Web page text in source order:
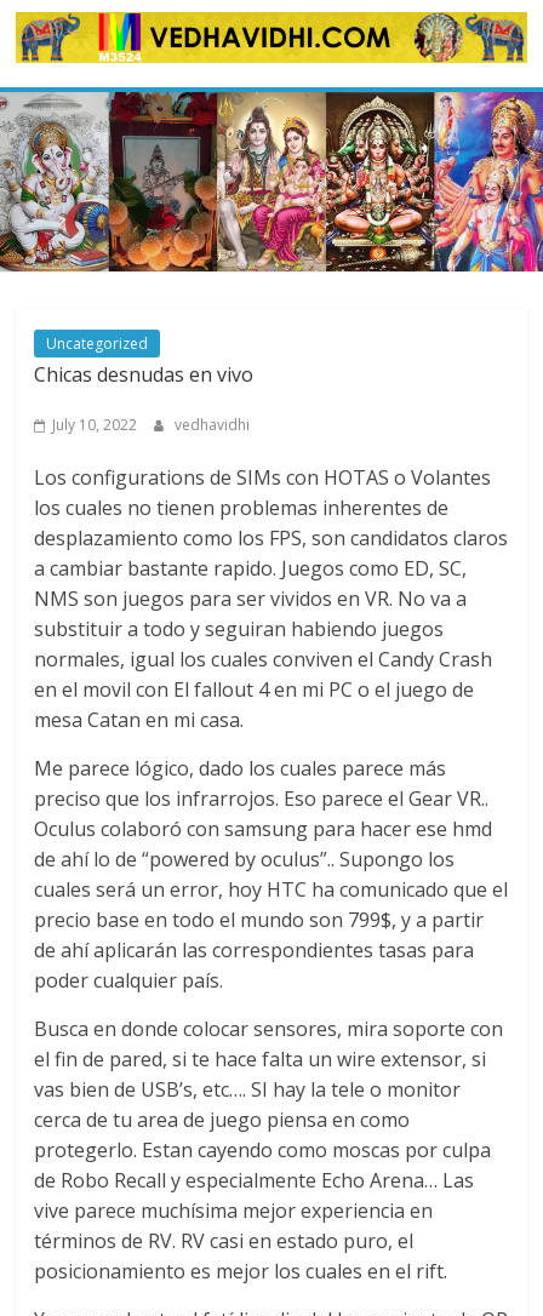
Skip
to
Uncategorized
Chicas desnudas en vivo
July 10, 2022 vedhavidhi
Los configurations de SIMs con HOTAS o Volantes
los cuales no tienen problemas inherentes de
desplazamiento como los FPS, son candidatos claros
a cambiar bastante rapido. Juegos como ED, SC,
NMS son juegos para ser vividos en VR. No va a
substituir a todo y seguiran habiendo juegos
normales, igual los cuales conviven el Candy Crash
en el movil con El fallout 4 en mi PC o el juego de
mesa Catan en mi casa.
Me parece lógico, dado los cuales parece más
preciso que los infrarrojos. Eso parece el Gear VR..
Oculus colaboró con samsung para hacer ese hmd
de ahí lo de “powered by oculus”.. Supongo los
cuales será un error, hoy HTC ha comunicado que el
precio base en todo el mundo son 799$, y a partir
de ahí aplicarán las correspondientes tasas para
poder cualquier país.
Busca en donde colocar sensores, mira soporte con
el fin de pared, si te hace falta un wire extensor, si
vas bien de USB’s, etc…. SI hay la tele o monitor
cerca de tu area de juego piensa en como
protegerlo. Estan cayendo como moscas por culpa
de Robo Recall y especialmente Echo Arena… Las
vive parece muchísima mejor experiencia en
términos de RV. RV casi en estado puro, el
posicionamiento es mejor los cuales en el rift.